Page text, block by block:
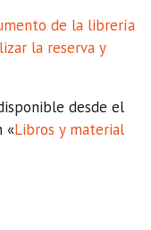
de la librería
la reserva y
desde el
«Libros y material